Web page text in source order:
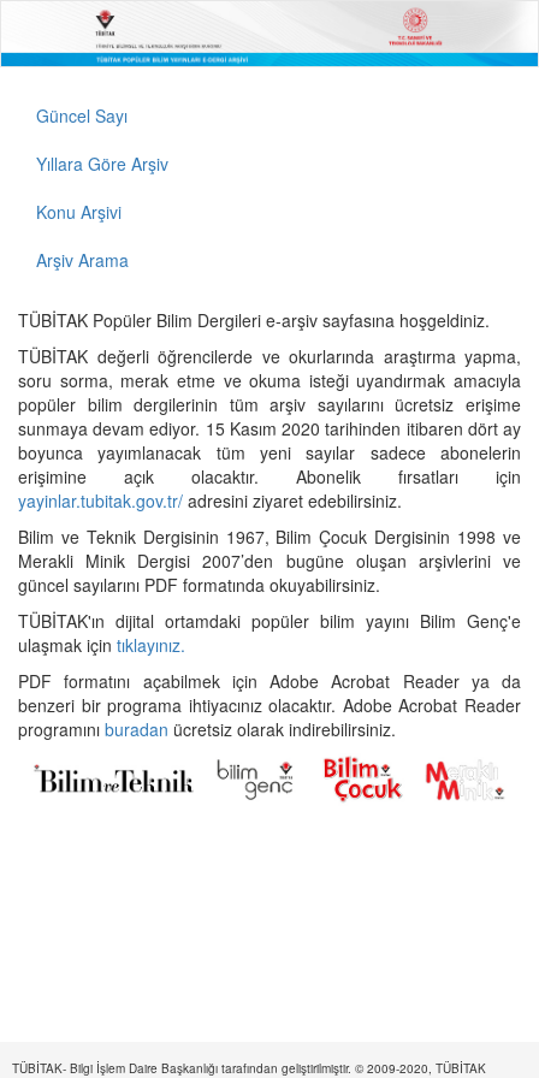
Güncel Sayı
Yıllara Göre Arşiv
Konu Arşivi
Arşiv Arama
TÜBİTAK Popüler Bilim Dergileri e-arşiv sayfasına hoşgeldiniz.
TÜBİTAK değerli öğrencilerde ve okurlarında araştırma yapma,
soru sorma, merak etme ve okuma isteği uyandırmak amacıyla
popüler bilim dergilerinin tüm arşiv sayılarını ücretsiz erişime
sunmaya devam ediyor. 15 Kasım 2020 tarihinden itibaren dört ay
boyunca yayımlanacak tüm yeni sayılar sadece abonelerin
erişimine açık olacaktır. Abonelik fırsatları için
yayinlar.tubitak.gov.tr/ adresini ziyaret edebilirsiniz.
Bilim ve Teknik Dergisinin 1967, Bilim Çocuk Dergisinin 1998 ve
Merakli Minik Dergisi 2007’den bugüne oluşan arşivlerini ve
güncel sayılarını PDF formatında okuyabilirsiniz.
TÜBİTAK'ın dijital ortamdaki popüler bilim yayını Bilim Genç'e
ulaşmak için tıklayınız.
PDF formatını açabilmek için Adobe Acrobat Reader ya da
benzeri bir programa ihtiyacınız olacaktır. Adobe Acrobat Reader
programını buradan ücretsiz olarak indirebilirsiniz.
TÜBİTAK- Bilgi İşlem Daire Başkanlığı tarafından geliştirilmiştir. © 2009-2020, TÜBİTAK